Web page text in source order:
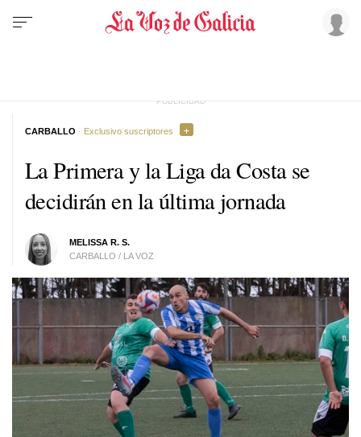
La Primera y la Liga da Costa se
decidirán en la última jornada
MELISSA R. S.
CARBALLO / LA VOZ
CARBALLO · Exclusivo suscriptores